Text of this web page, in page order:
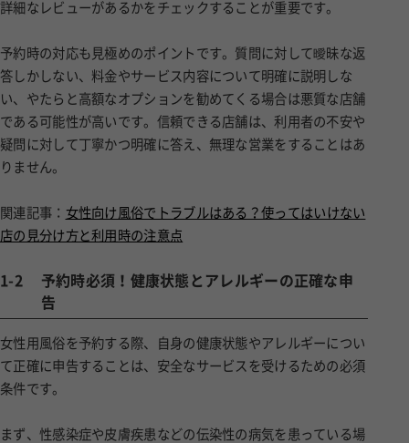
詳細なレビューがあるかをチェックすることが重要です。
予約時の対応も見極めのポイントです。質問に対して曖昧な返
答しかしない、料金やサービス内容について明確に説明しな
い、やたらと高額なオプションを勧めてくる場合は悪質な店舗
である可能性が高いです。信頼できる店舗は、利用者の不安や
疑問に対して丁寧かつ明確に答え、無理な営業をすることはあ
りません。
関連記事： 女性向け風俗でトラブルはある？使ってはいけない
店の見分け方と利用時の注意点
1-2
予約時必須！健康状態とアレルギーの正確な申
告
女性用風俗を予約する際、自身の健康状態やアレルギーについ
て正確に申告することは、安全なサービスを受けるための必須
条件です。
まず、性感染症や皮膚疾患などの伝染性の病気を患っている場